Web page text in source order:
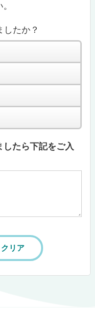
たか？
たら下記をご入